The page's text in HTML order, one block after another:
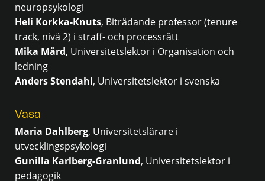
neuropsykologi
Heli Korkka-Knuts, Biträdande professor (tenure
track, nivå 2) i straff- och processrätt
Mika Mård, Universitetslektor i Organisation och
ledning
Anders Stendahl, Universitetslektor i svenska
Vasa
Maria Dahlberg, Universitetslärare i
utvecklingspsykologi
Gunilla Karlberg-Granlund, Universitetslektor i
pedagogik